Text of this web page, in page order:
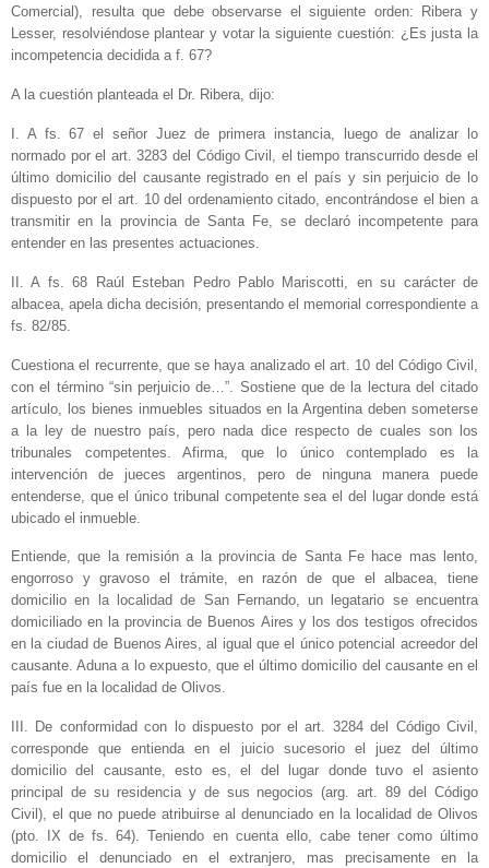
Comercial), resulta que debe observarse el siguiente orden: Ribera y
Lesser, resolviéndose plantear y votar la siguiente cuestión: ¿Es justa la
incompetencia decidida a f. 67?
A la cuestión planteada el Dr. Ribera, dijo:
I. A fs. 67 el señor Juez de primera instancia, luego de analizar lo
normado por el art. 3283 del Código Civil, el tiempo transcurrido desde el
último domicilio del causante registrado en el país y sin perjuicio de lo
dispuesto por el art. 10 del ordenamiento citado, encontrándose el bien a
transmitir en la provincia de Santa Fe, se declaró incompetente para
entender en las presentes actuaciones.
II. A fs. 68 Raúl Esteban Pedro Pablo Mariscotti, en su carácter de
albacea, apela dicha decisión, presentando el memorial correspondiente a
fs. 82/85.
Cuestiona el recurrente, que se haya analizado el art. 10 del Código Civil,
con el término “sin perjuicio de…”. Sostiene que de la lectura del citado
artículo, los bienes inmuebles situados en la Argentina deben someterse
a la ley de nuestro país, pero nada dice respecto de cuales son los
tribunales competentes. Afirma, que lo único contemplado es la
intervención de jueces argentinos, pero de ninguna manera puede
entenderse, que el único tribunal competente sea el del lugar donde está
ubicado el inmueble.
Entiende, que la remisión a la provincia de Santa Fe hace mas lento,
engorroso y gravoso el trámite, en razón de que el albacea, tiene
domicilio en la localidad de San Fernando, un legatario se encuentra
domiciliado en la provincia de Buenos Aires y los dos testigos ofrecidos
en la ciudad de Buenos Aires, al igual que el único potencial acreedor del
causante. Aduna a lo expuesto, que el último domicilio del causante en el
país fue en la localidad de Olivos.
III. De conformidad con lo dispuesto por el art. 3284 del Código Civil,
corresponde que entienda en el juicio sucesorio el juez del último
domicilio del causante, esto es, el del lugar donde tuvo el asiento
principal de su residencia y de sus negocios (arg. art. 89 del Código
Civil), el que no puede atribuirse al denunciado en la localidad de Olivos
(pto. IX de fs. 64). Teniendo en cuenta ello, cabe tener como último
domicilio el denunciado en el extranjero, mas precisamente en la